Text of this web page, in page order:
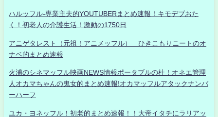
ハルッフル-専業主夫的YOUTUBERまとめ速報！キモデブおた
く！初老人の介護生活！激動の1750日
アニゲタレスト（元祖！アニメッフル） ひきこもりニートのオ
ナベ的まとめ速報
火浦のシネマッフル映画NEWS情報ポータブルの杜！オネエ管理
人オカマちゃんの鬼女的まとめ速報!オカマッフルアタックナンバ
ーハーフ
ユカ・ヨネッフル！初老的まとめ速報！！大帝イタチにラリアッ